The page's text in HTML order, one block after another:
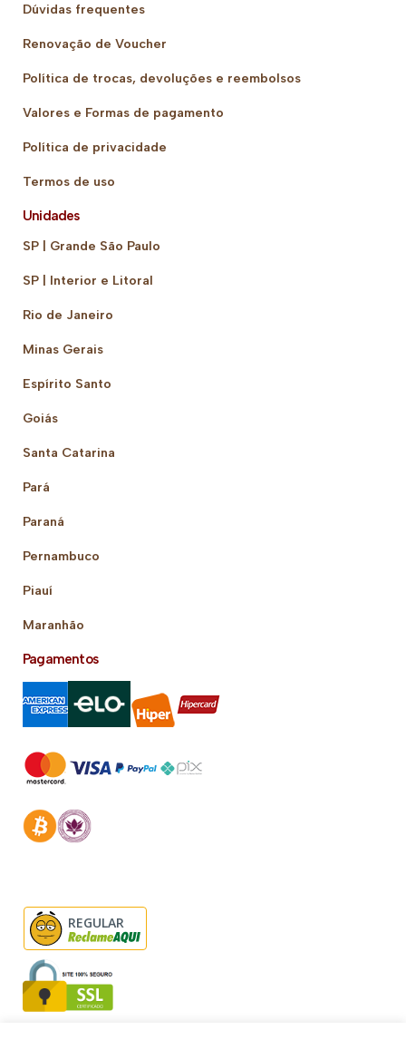
Dúvidas frequentes
Renovação de Voucher
Política de trocas, devoluções e reembolsos
Valores e Formas de pagamento
Política de privacidade
Termos de uso
Unidades
SP | Grande São Paulo
SP | Interior e Litoral
Rio de Janeiro
Minas Gerais
Espírito Santo
Goiás
Santa Catarina
Pará
Paraná
Pernambuco
Piauí
Maranhão
Pagamentos
REGULAR